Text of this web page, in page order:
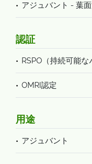
アジュバント - 葉
認証
RSPO（持続可能な
OMRI認定
用途
アジュバント